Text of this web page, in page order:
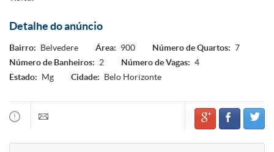
Detalhe do anúncio
Bairro: Belvedere Área: 900 Número de Quartos: 7
Número de Banheiros: 2 Número de Vagas: 4
Estado: Mg Cidade: Belo Horizonte